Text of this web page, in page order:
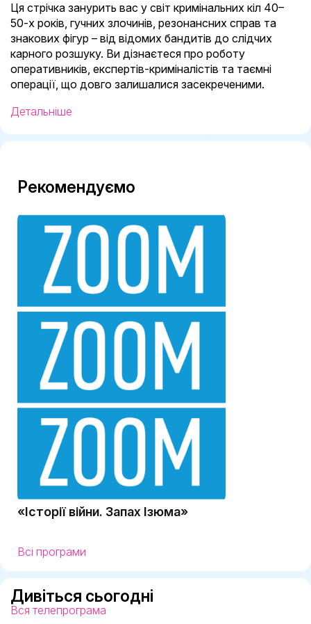
Ця стрічка занурить вас у світ кримінальних кіл 40–
50-х років, гучних злочинів, резонансних справ та
знакових фігур – від відомих бандитів до слідчих
карного розшуку. Ви дізнаєтеся про роботу
оперативників, експертів-криміналістів та таємні
операції, що довго залишалися засекреченими.
Детальніше
Рекомендуємо
«Історії війни. Запах Ізюма»
Всі програми
Дивіться сьогодні
Вся телепрограма